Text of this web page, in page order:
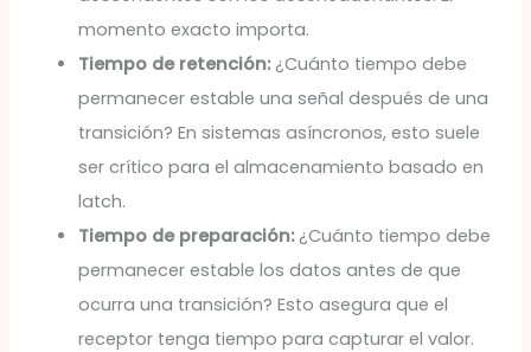
momento exacto importa.
Tiempo de retención:¿Cuánto tiempo debe
permanecer estable una señal después de una
transición? En sistemas asíncronos, esto suele
ser crítico para el almacenamiento basado en
latch.
Tiempo de preparación:¿Cuánto tiempo debe
permanecer estable los datos antes de que
ocurra una transición? Esto asegura que el
receptor tenga tiempo para capturar el valor.